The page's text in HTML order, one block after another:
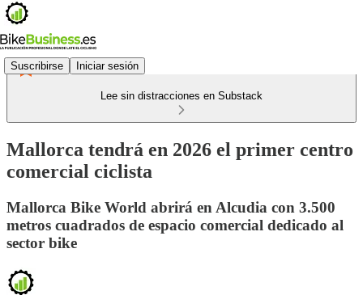
Suscribirse Iniciar sesión
Lee sin distracciones en Substack
Mallorca tendrá en 2026 el primer centro
comercial ciclista
Mallorca Bike World abrirá en Alcudia con 3.500
metros cuadrados de espacio comercial dedicado al
sector bike